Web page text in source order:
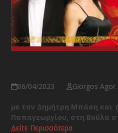
06/04/2023 Giorgos Agor.
με τον Δημήτρη Μπάση και
Παπαγεωργίου, στη Βούλα
Δείτε Περισσότερα